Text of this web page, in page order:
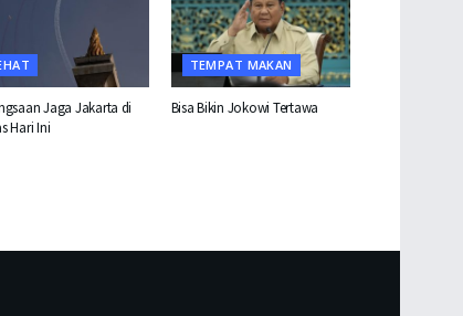
Jaga Jakarta di
Hari Ini
TEMPAT MAKAN
Bisa Bikin Jokowi Tertawa